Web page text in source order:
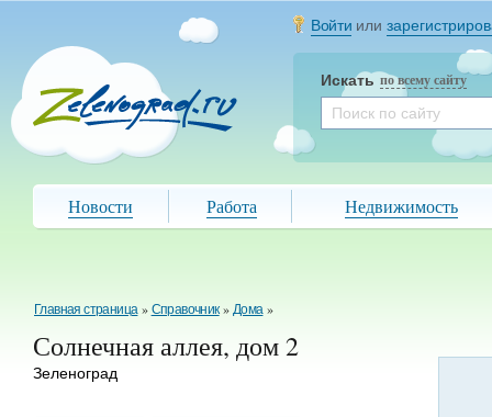
Войти или
Искать по всему сайту
Новости Работа Недвижимость
Главная страница »Справочник » Дома »
Солнечная аллея, дом 2
Зеленоград